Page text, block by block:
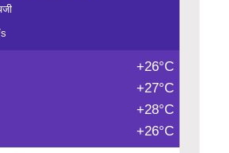
+26°C
+27°C
+28°C
+26°C